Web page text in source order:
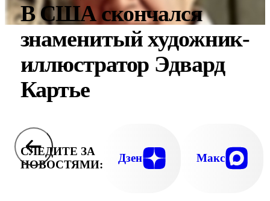
В США скончался
знаменитый художник-
иллюстратор Эдвард
Картье
СЛЕДИТЕ ЗА
НОВОСТЯМИ:
Дзен Макс